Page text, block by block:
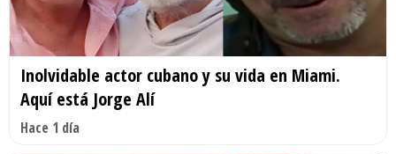
Inolvidable actor cubano y su vida en Miami.
Aquí está Jorge Alí
Hace 1 día